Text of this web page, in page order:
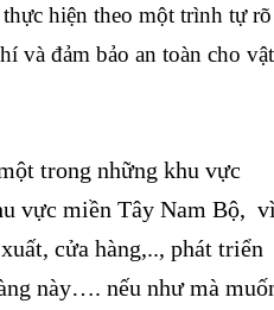
hiện theo một trình tự rõ
và đảm bảo an toàn cho vật
trong những khu vực
vực miền Tây Nam Bộ,
cửa hàng,.., phát triển
này…. nếu như mà